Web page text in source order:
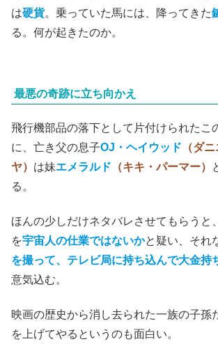
は硬貨。乗っていた馬には、降ってきた
る。何が起きたのか。
最悪の奇跡に立ち向かえ
飛行機部品の落下として片付けられたこ
に、亡き父の息子OJ・ヘイウッド （ダ
ヤ） は妹エメラルド （キキ・パーマー）
る。
ほんの少しだけネタバレさせてもらうと
を宇宙人の仕業ではないかと疑い、それ
を撮って、テレビ局に持ち込んで大金持
意気込む。
映画の歴史から消し去られた一族の子孫
を上げてやるというのも面白い。